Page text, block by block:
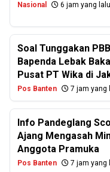
Nasional 6 jam yang lalu
Soal Tunggakan
Bapenda Lebak
Pusat PT Wika di
Pos Banten 7 jam yang
Info Pandeglang
Ajang Mengasah
Anggota Pramuka
Pos Banten 7 jam yang